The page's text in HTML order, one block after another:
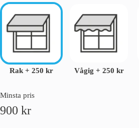
Rak+ 250 kr Vågig + 250 kr
Minsta pris
900 kr